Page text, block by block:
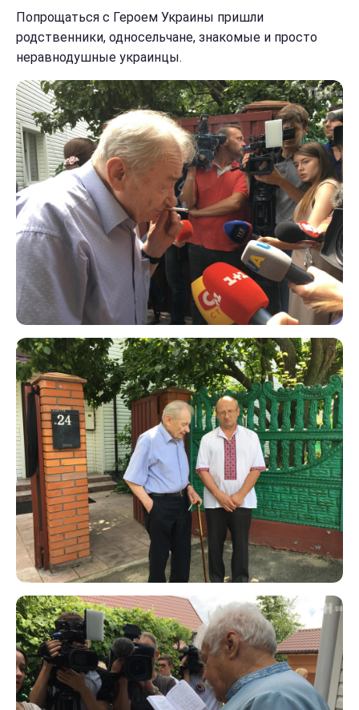
Попрощаться с Героем Украины пришли
родственники, односельчане, знакомые и просто
неравнодушные украинцы.